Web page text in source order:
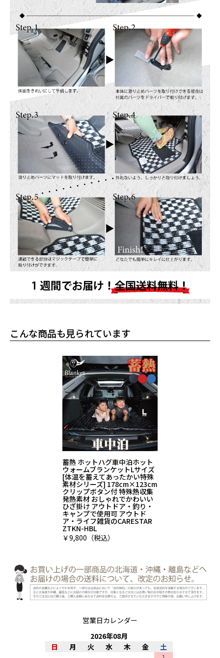
こんな商品も見られています
蓄熱 ホットハグ車中泊ホット
ウォームブランケットLサイズ
[体温を蓄えてあったかい特殊
素材シリーズ] 178cm×123cm
クリップボタン付 特殊熱収集
発熱素材 おしゃれでかわいい
ひざ掛け アウトドア・釣り・
キャンプで使用可 アウトド
ア・ライフ雑貨のCARESTAR
ZTKN-HBL
￥9,800（税込）
営業日カレンダー
2026年08月
日
月 火 水 木 金
土